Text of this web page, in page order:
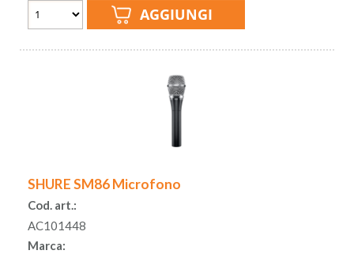
SHURE SM86 Microfono
Cod. art.:
AC101448
Marca: